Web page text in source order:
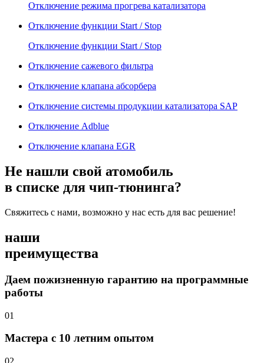
Отключение режима прогрева катализатора
Отключение функции Start / Stop
Отключение функции Start / Stop
Отключение сажевого фильтра
Отключение клапана абсорбера
Отключение системы продукции катализатора SAP
Отключение Adblue
Отключение клапана EGR
Не нашли свой атомобиль
в списке для чип-тюнинга?
Свяжитесь с нами, возможно у нас есть для вас решение!
наши
преимущества
Даем пожизненную гарантию на программные
работы
01
Мастера с 10 летним опытом
02